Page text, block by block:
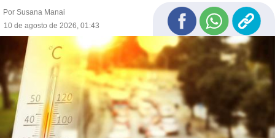
Por Susana Manai
10 de agosto de 2026, 01:43